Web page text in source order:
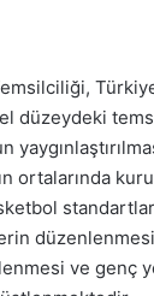
düzeydeki
ortalarında
ve genç